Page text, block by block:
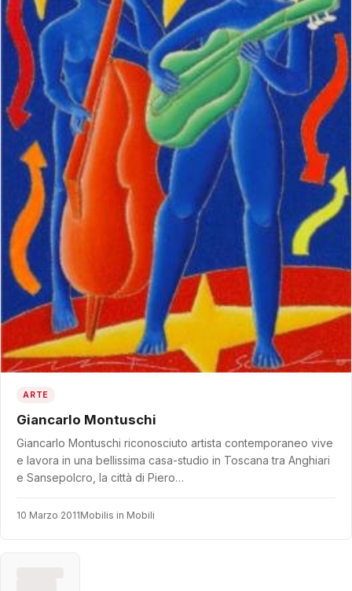
ARTE
Giancarlo Montuschi
Giancarlo Montuschi riconosciuto artista contemporaneo vive
e lavora in una bellissima casa-studio in Toscana tra Anghiari
e Sansepolcro, la città di Piero…
10 Marzo 2011Mobilis in Mobili